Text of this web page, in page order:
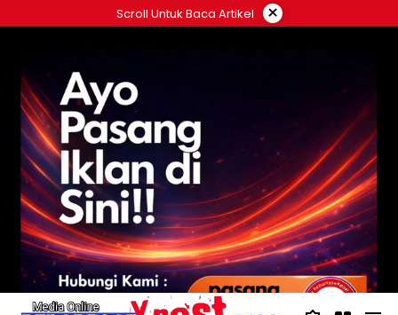
ke
Scroll Untuk Baca Artikel ×